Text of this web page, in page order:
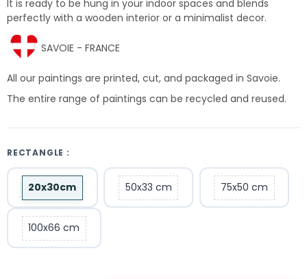
It is ready to be hung in your indoor spaces and blends
perfectly with a wooden interior or a minimalist decor.
SAVOIE - FRANCE
All our paintings are printed, cut, and packaged in Savoie.
The entire range of paintings can be recycled and reused.
RECTANGLE :
20x30cm 50x33 cm 75x50 cm
100x66 cm